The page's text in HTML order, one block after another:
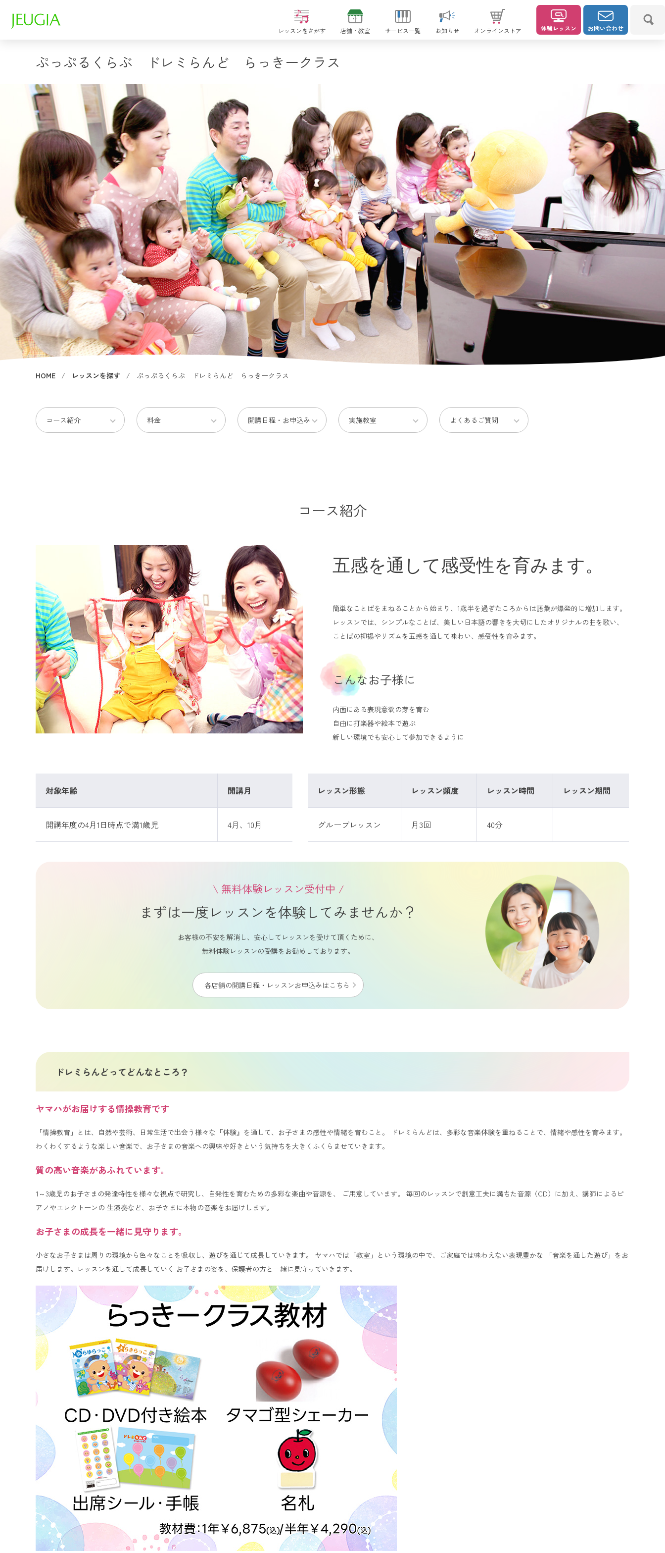
レッスンをさがす 店舗・教室 サービス一覧 お知らせ オンラインストア 体験レッスン お問い合わせ
ぷっぷるくらぶ ドレミらんど らっきークラス
HOME レッスンを探す ぷっぷるくらぶ ドレミらんど らっきークラス
コース紹介 料金 開講日程・お申込み 実施教室 よくあるご質問
コース紹介
五感を通して感受性を育みます。
簡単なことばをまねることから始まり、1歳半を過ぎたころからは語彙が爆発的に増加します。
レッスンでは、シンプルなことば、美しい日本語の響きを大切にしたオリジナルの曲を歌い、
ことばの抑揚やリズムを五感を通して味わい、感受性を育みます。
こんなお子様に
内面にある表現意欲の芽を育む
自由に打楽器や絵本で遊ぶ
新しい環境でも安心して参加できるように
対象年齢 開講月
開講年度の4月1日時点で満1歳児 4月、10月
レッスン形態 レッスン頻度 レッスン時間 レッスン期間
グループレッスン 月3回 40分
\ 無料体験レッスン受付中 /
まずは一度レッスンを体験してみませんか？
お客様の不安を解消し、安心してレッスンを受けて頂くために、
無料体験レッスンの受講をお勧めしております。
各店舗の開講日程・レッスンお申込みはこちら
ドレミらんどってどんなところ？
ヤマハがお届けする情操教育です
「情操教育」とは、自然や芸術、日常生活で出会う様々な『体験』を通して、お子さまの感性や情緒を育むこと。 ドレミらんどは、多彩な音楽体験を重ねることで、情緒や感性を育みます。
わくわくするような楽しい音楽で、お子さまの音楽への興味や好きという気持ちを大きくふくらませていきます。
質の高い音楽があふれています。
1～3歳児のお子さまの発達特性を様々な視点で研究し、自発性を育むための多彩な楽曲や音源を、 ご用意しています。 毎回のレッスンで創意工夫に満ちた音源（CD）に加え、講師によるピ
アノやエレクトーンの 生演奏など、お子さまに本物の音楽をお届けします。
お子さまの成長を一緒に見守ります。
小さなお子さまは周りの環境から色々なことを吸収し、遊びを通じて成長していきます。 ヤマハでは「教室」という環境の中で、ご家庭では味わえない表現豊かな 「音楽を通した遊び」をお
届けします。レッスンを通して成長していく お子さまの姿を、保護者の方と一緒に見守っていきます。